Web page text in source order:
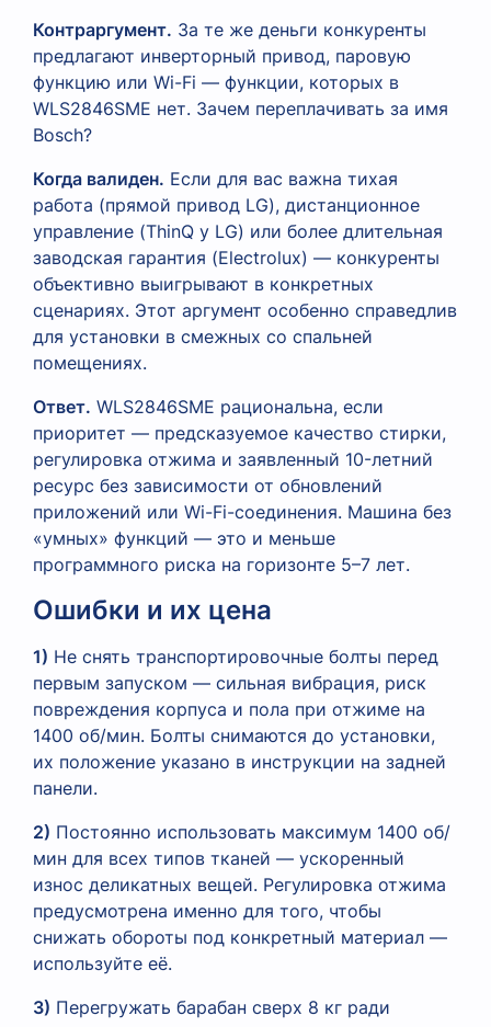
Контраргумент. За те же деньги конкуренты
предлагают инверторный привод, паровую
функцию или Wi-Fi — функции, которых в
WLS2846SME нет. Зачем переплачивать за имя
Bosch?
Когда валиден. Если для вас важна тихая
работа (прямой привод LG), дистанционное
управление (ThinQ у LG) или более длительная
заводская гарантия (Electrolux) — конкуренты
объективно выигрывают в конкретных
сценариях. Этот аргумент особенно справедлив
для установки в смежных со спальней
помещениях.
Ответ. WLS2846SME рациональна, если
приоритет — предсказуемое качество стирки,
регулировка отжима и заявленный 10-летний
ресурс без зависимости от обновлений
приложений или Wi-Fi-соединения. Машина без
«умных» функций — это и меньше
программного риска на горизонте 5–7 лет.
Ошибки и их цена
1) Не снять транспортировочные болты перед
первым запуском — сильная вибрация, риск
повреждения корпуса и пола при отжиме на
1400 об/мин. Болты снимаются до установки,
их положение указано в инструкции на задней
панели.
2) Постоянно использовать максимум 1400 об/
мин для всех типов тканей — ускоренный
износ деликатных вещей. Регулировка отжима
предусмотрена именно для того, чтобы
снижать обороты под конкретный материал —
используйте её.
3) Перегружать барабан сверх 8 кг ради